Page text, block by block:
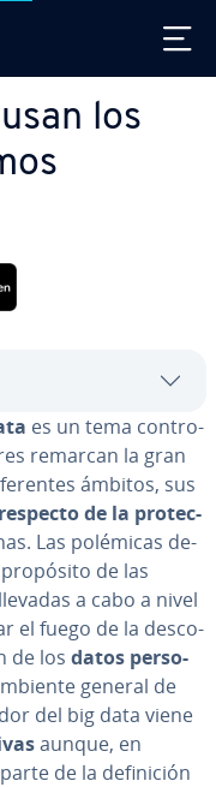
los
es un tema co­n­tro­
remarcan la gran
ámbitos, sus
de la pro­te­c­
Las polémicas de­
de las
a cabo a nivel
el fuego de la de­s­co­
de los datos pe­r­so­
general de
del big data viene
aunque, en
de la de­fi­ni­ción